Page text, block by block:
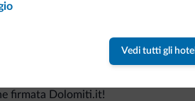
Vedi tutti gli hotel
collezione
firmata Dolomiti.it!